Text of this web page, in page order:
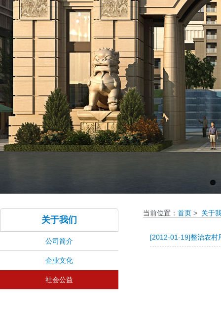
关于我们
公司简介
企业文化
社会公益
当前位置： 首页 > 关于
[2012-01-19]整治农村